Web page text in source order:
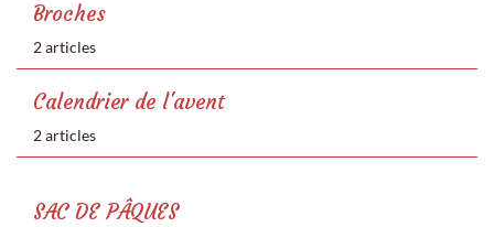
Broches
2 articles
Calendrier de l'avent
2 articles
SAC DE PÂQUES